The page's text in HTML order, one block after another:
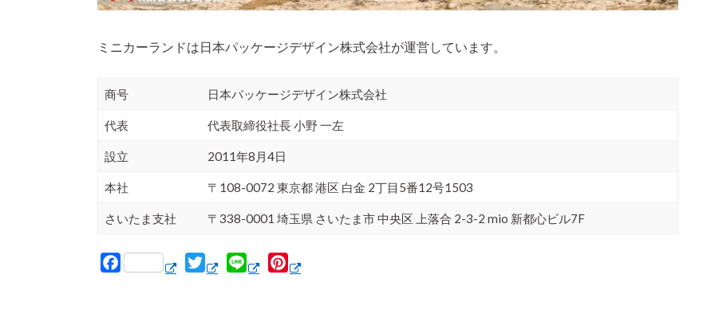
ミニカーランドは日本パッケージデザイン株式会社が運営しています。
商号 日本パッケージデザイン株式会社
代表 代表取締役社長 小野 一左
設立 2011年8月4日
本社 〒108-0072 東京都 港区 白金 2丁目5番12号1503
さいたま支社 〒338-0001 埼玉県 さいたま市 中央区 上落合 2-3-2 mio 新都心ビル7F
F
T
L
P